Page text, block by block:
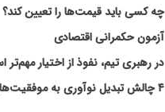
چه کسی باید قیمت‌ها را تعیین کند؟
آزمون حکمرانی اقتصادی
در رهبری تیم، نفوذ از اختیار
۴ چالش تبدیل نوآوری به موفقیت‌های تجاری